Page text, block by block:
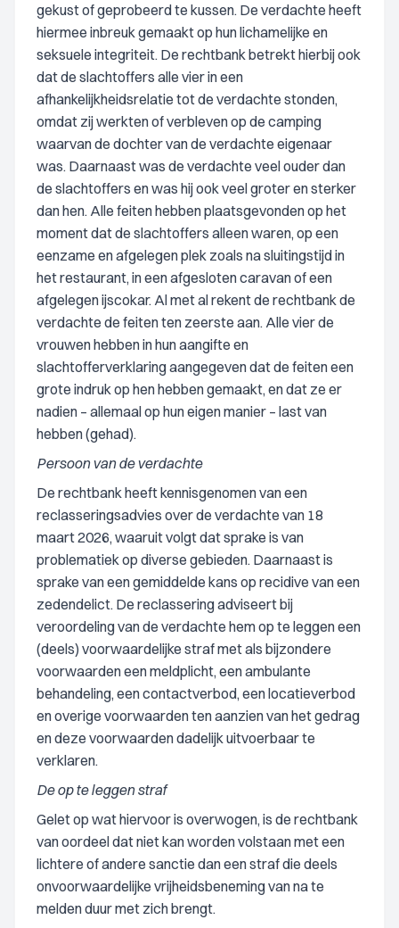
gekust of geprobeerd te kussen. De verdachte heeft
hiermee inbreuk gemaakt op hun lichamelijke en
seksuele integriteit. De rechtbank betrekt hierbij ook
dat de slachtoffers alle vier in een
afhankelijkheidsrelatie tot de verdachte stonden,
omdat zij werkten of verbleven op de camping
waarvan de dochter van de verdachte eigenaar
was. Daarnaast was de verdachte veel ouder dan
de slachtoffers en was hij ook veel groter en sterker
dan hen. Alle feiten hebben plaatsgevonden op het
moment dat de slachtoffers alleen waren, op een
eenzame en afgelegen plek zoals na sluitingstijd in
het restaurant, in een afgesloten caravan of een
afgelegen ijscokar. Al met al rekent de rechtbank de
verdachte de feiten ten zeerste aan. Alle vier de
vrouwen hebben in hun aangifte en
slachtofferverklaring aangegeven dat de feiten een
grote indruk op hen hebben gemaakt, en dat ze er
nadien – allemaal op hun eigen manier – last van
hebben (gehad).
Persoon van de verdachte
De rechtbank heeft kennisgenomen van een
reclasseringsadvies over de verdachte van 18
maart 2026, waaruit volgt dat sprake is van
problematiek op diverse gebieden. Daarnaast is
sprake van een gemiddelde kans op recidive van een
zedendelict. De reclassering adviseert bij
veroordeling van de verdachte hem op te leggen een
(deels) voorwaardelijke straf met als bijzondere
voorwaarden een meldplicht, een ambulante
behandeling, een contactverbod, een locatieverbod
en overige voorwaarden ten aanzien van het gedrag
en deze voorwaarden dadelijk uitvoerbaar te
verklaren.
De op te leggen straf
Gelet op wat hiervoor is overwogen, is de rechtbank
van oordeel dat niet kan worden volstaan met een
lichtere of andere sanctie dan een straf die deels
onvoorwaardelijke vrijheidsbeneming van na te
melden duur met zich brengt.